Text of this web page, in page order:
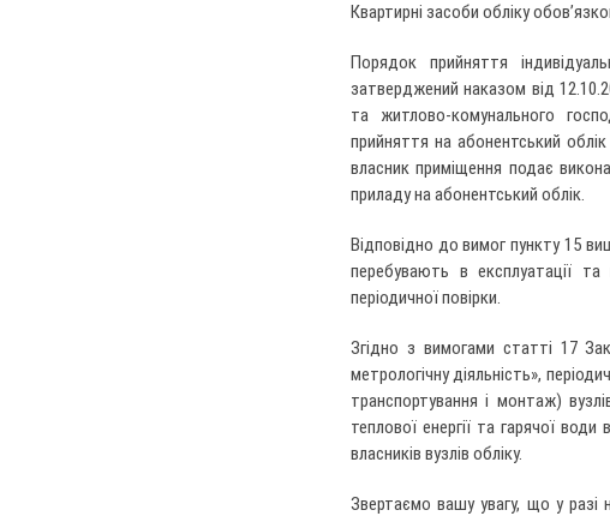
Квартирні засоби обліку
Порядок прийняття
затверджений наказом від
та житлово-комунального
прийняття на абонентський облік
власник приміщення подає
приладу на абонентський облік.
Відповідно до вимог пункту 15
перебувають в експлуатації
періодичної повірки.
Згідно з вимогами статті 17
метрологічну діяльність»,
транспортування і монтаж)
теплової енергії та гарячої
власників вузлів обліку.
Звертаємо вашу увагу, що у разі